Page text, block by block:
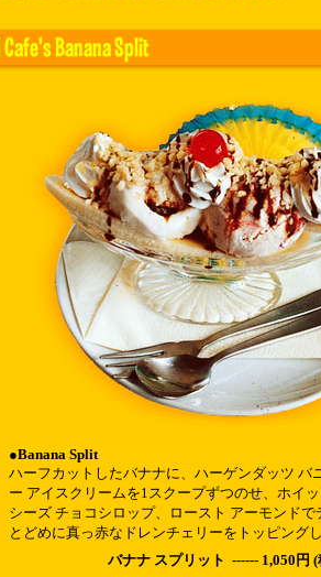
●Banana Split
ハーフカットしたバナナに、ハーゲンダッツ バ
ー アイスクリームを1スクープずつのせ、ホイ
シーズ チョコシロップ、ロースト アーモンドで
とどめに真っ赤なドレンチェリーをトッピング
バナナ スプリット ------ 1,050円